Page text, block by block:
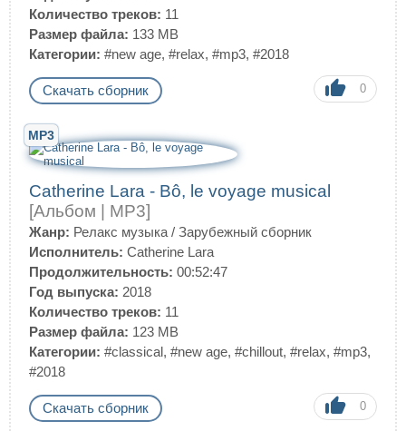
Количество треков: 11
Размер файла: 133 MB
Категории: #new age, #relax, #mp3, #2018
Скачать сборник 0
MP3
Catherine Lara - Bô, le voyage musical
[Альбом | MP3]
Жанр: Релакс музыка / Зарубежный сборник
Исполнитель: Catherine Lara
Продолжительность: 00:52:47
Год выпуска: 2018
Количество треков: 11
Размер файла: 123 MB
Категории: #classical, #new age, #chillout, #relax, #mp3,
#2018
Скачать сборник 0